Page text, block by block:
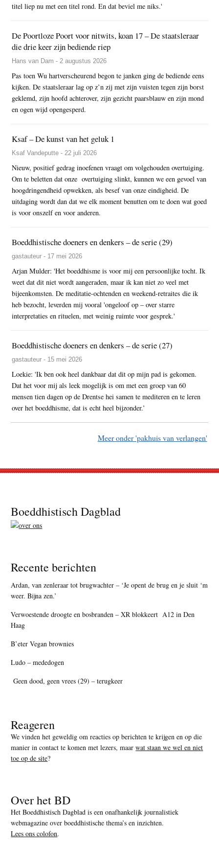
titel liep nu met een titel rond. En dat beviel me niks.'
De Poortloze Poort voor nitwits, koan 17 – De staatsleraar
die drie keer zijn bediende riep
Hans van Dam - 2 augustus 2026
Pas toen Wu hartverscheurend begon te janken ging de bediende eens
kijken. De staatsleraar lag op z’n zij met zijn vuisten tegen zijn borst
geklemd, zijn hoofd achterover, zijn gezicht paarsblauw en zijn mond
en ogen wijd opengesperd.
Ksaf – De kunst van het geluk 1
Ksaf Vandeputte - 22 juli 2026
Nieuw, positief gedrag inoefenen vraagt om volgehouden overtuiging.
Om te beletten dat onze overtuiging slinkt, kunnen we een gevoel van
hoogdringendheid opwekken, als besef van onze eindigheid. De
uitdaging wordt dan dat we elk moment benutten om te doen wat goed
is voor onszelf en voor anderen.
Boeddhistische doeners en denkers – de serie (29)
gastauteur - 17 mei 2026
Arjan Mulder: 'Het boeddhisme is voor mij een persoonlijke tocht. Ik
weet dat dit niet wordt aangeraden, maar ik kan niet zo veel met
bijeenkomsten. De meditatie-ochtenden en weekend-retraites die ik
heb bezocht, leverden mij vooral 'ongeloof op – over starre
interpretaties en rituelen, met weinig ruimte voor gesprek.'
Boeddhistische doeners en denkers – de serie (27)
gastauteur - 15 mei 2026
Loekie: 'Ik ben ook heel dankbaar dat dit op mijn pad is gekomen.
Dat het voor mij als leek mogelijk is om met een groep van 60
mensen tien dagen op de Drentse hei samen te mediteren en te leren
over het boeddhisme, dat is echt heel bijzonder.’
Meer onder 'pakhuis van verlangen'
Footer
Boeddhistisch Dagblad
Recente berichten
Ardan, van zenleraar tot brugwachter – ‘Je opent de brug en je sluit ‘m
weer. Bijna zen.’
Verwoestende droogte en bosbranden – XR blokkeert A12 in Den
Haag
B’eter Vegan brownies
Ludo – mededogen
Geen dood, geen vrees (29) – terugkeer
Reageren
We vinden het geweldig om reacties op berichten te krijgen en op die
manier in contact te komen met lezers, maarwat staan we wel en niet
toe op de site?
Over het BD
Het Boeddhistisch Dagblad is een onafhankelijk journalistiek
webmagazine over boeddhistische thema’s en inzichten.
Lees ons colofon.